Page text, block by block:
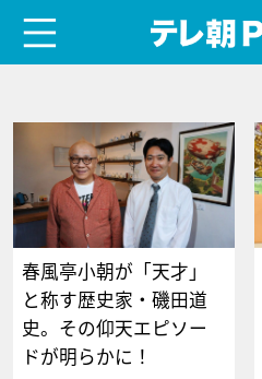
春風亭小朝が「天才」
と称す歴史家・磯田道
史。その仰天エピソー
ドが明らかに！